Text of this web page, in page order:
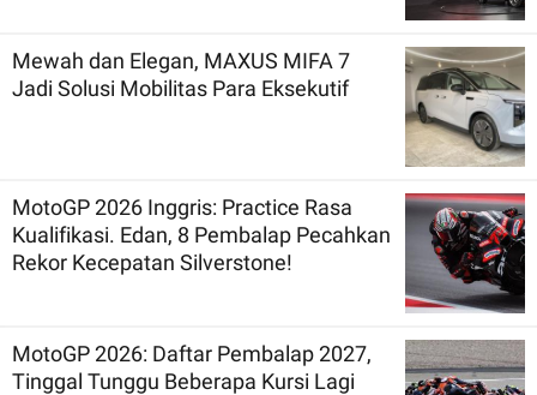
Mewah dan Elegan, MAXUS MIFA 7
Jadi Solusi Mobilitas Para Eksekutif
MotoGP 2026 Inggris: Practice Rasa
Kualifikasi. Edan, 8 Pembalap Pecahkan
Rekor Kecepatan Silverstone!
MotoGP 2026: Daftar Pembalap 2027,
Tinggal Tunggu Beberapa Kursi Lagi